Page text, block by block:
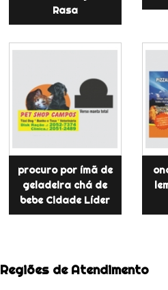
Rasa
procuro por ímã de
geladeira chá de
bebe Cidade Líder
Regiões de Atendimento